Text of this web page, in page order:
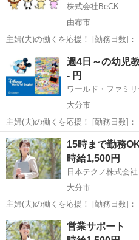
株式会社BeCK
由布市
主婦(夫)の働くを応援！ [勤務日数]： 週5日~ 08:30~17:30 [勤務地・最
寄駅]： 大分県由布市湯布院町川上
名]：コンサルティング
由布市 営業
週4日～の幼児
- 円
ワールド・ファミ
大分市
主婦(夫)の働くを応援！ [勤務日数]： 週4日~
10:00~17:00/10:00~16:00/10:00~15:00/
駅]： 大分県大分市 ※勤務エリア選
大分 大分市 営業
15時まで勤務
時給1,500円
日本テクノ株式会社
大分市
主婦(夫)の働くを応援！ [勤務日数]： 週1日~5日
10:00~15:00/10:00~16:00/
火/水/木/金 などから選べます [勤務...
大分 大分市 営業
営業サポート